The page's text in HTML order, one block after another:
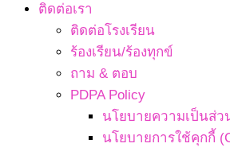
ติดต่อเรา
ติดต่อโรงเรียน
ร้องเรียน/ร้องทุกข์
ถาม & ตอบ
PDPA Policy
นโยบายความเป็นส่ว
นโยบายการใช้คุกกี้